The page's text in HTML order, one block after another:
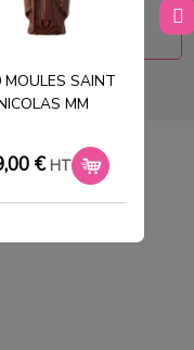
MOULES SAINT
MM
€ HT